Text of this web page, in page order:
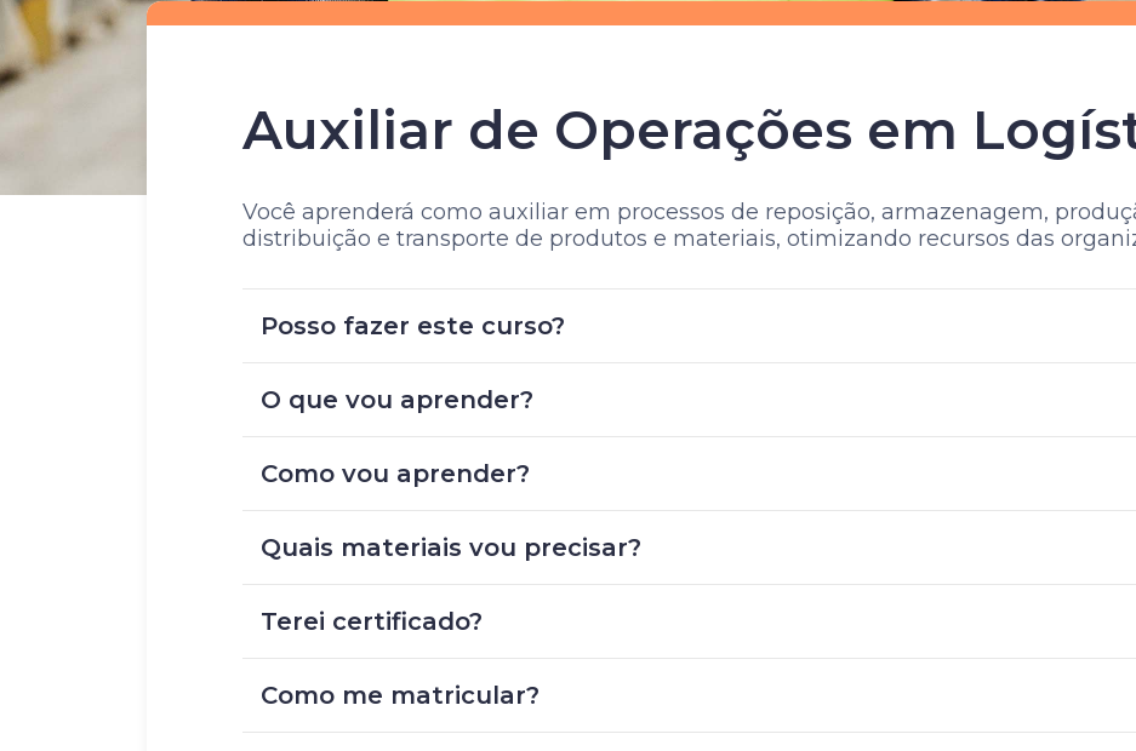
Auxiliar de Operações em
Você aprenderá como auxiliar em processos de reposição, armazenagem,
distribuição e transporte de produtos e materiais, otimizando recursos das
Posso fazer este curso?
O que vou aprender?
Como vou aprender?
Quais materiais vou precisar?
Terei certificado?
Como me matricular?